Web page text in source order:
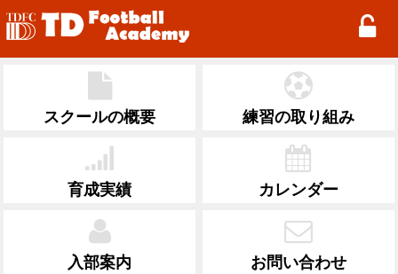
スクールの概要 練習の取り組み
育成実績 カレンダー
入部案内 お問い合わせ